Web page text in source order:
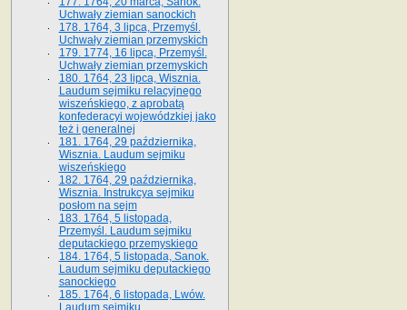
Uchwały ziemian sanockich
178. 1764, 3 lipca, Przemyśl.
Uchwały ziemian przemyskich
179. 1774, 16 lipca, Przemyśl.
Uchwały ziemian przemyskich
180. 1764, 23 lipca, Wisznia.
Laudum sejmiku relacyjnego
wiszeńskiego, z aprobatą
konfederacyi wojewódzkiej jako
też i generalnej
181. 1764, 29 października,
Wisznia. Laudum sejmiku
wiszeńskiego
182. 1764, 29 października,
Wisznia. Instrukcya sejmiku
posłom na sejm
183. 1764, 5 listopada,
Przemyśl. Laudum sejmiku
deputackiego przemyskiego
184. 1764, 5 listopada, Sanok.
Laudum sejmiku deputackiego
sanockiego
185. 1764, 6 listopada, Lwów.
Laudum sejmiku